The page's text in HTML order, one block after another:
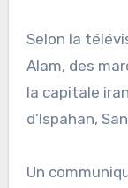
Selon la
Alam, des
la capitale
d’Ispahan,
Un